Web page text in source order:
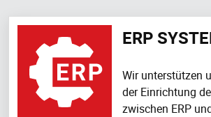
ERP
Wir unterstützen
der Einrichtung
zwischen ERP